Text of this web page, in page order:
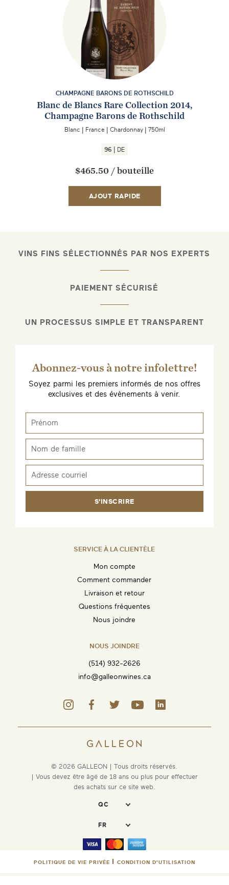
CHAMPAGNE BARONS DE ROTHSCHILD
Blanc de Blancs Rare Collection 2014,
Champagne Barons de Rothschild
Blanc France Chardonnay 750ml
96 DE
$465.50 /bouteille
AJOUT RAPIDE
VINS FINS SÉLECTIONNÉS PAR NOS EXPERTS
PAIEMENT SÉCURISÉ
UN PROCESSUS SIMPLE ET TRANSPARENT
Abonnez-vous à notre infolettre!
Soyez parmi les premiers informés de nos offres
exclusives et des évènements à venir.
S'INSCRIRE
SERVICE À LA CLIENTÈLE
Mon compte
Comment commander
Livraison et retour
Questions fréquentes
Nous joindre
NOUS JOINDRE
(514) 932-2626
info@galleonwines.ca
© 2026 GALLEON | Tous droits réservés.
| Vous devez être âgé de 18 ans ou plus pour effectuer
des achats sur ce site web.
POLITIQUE DE VIE PRIVÉE CONDITION D'UTILISATION
ENVOYEZ-MOI UN EMAIL DÈS QUE